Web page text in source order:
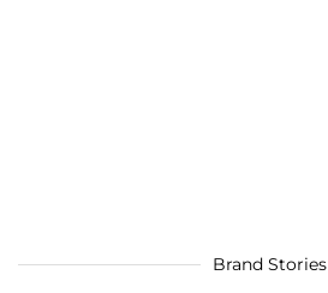
Brand Stories